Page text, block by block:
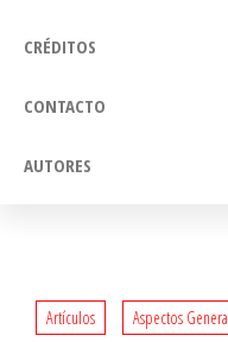
CRÉDITOS
CONTACTO
AUTORES
Artículos Aspectos